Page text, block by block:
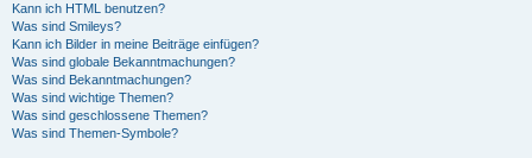
Kann ich HTML benutzen?
Was sind Smileys?
Kann ich Bilder in meine Beiträge einfügen?
Was sind globale Bekanntmachungen?
Was sind Bekanntmachungen?
Was sind wichtige Themen?
Was sind geschlossene Themen?
Was sind Themen-Symbole?